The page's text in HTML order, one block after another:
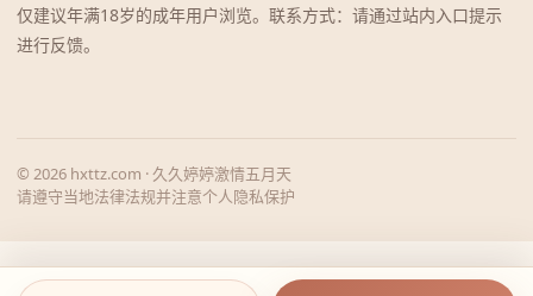
仅建议年满18岁的成年用户浏览。联系方式：请通过站内入口提示
进行反馈。
© 2026 hxttz.com · 久久婷婷激情五月天
请遵守当地法律法规并注意个人隐私保护